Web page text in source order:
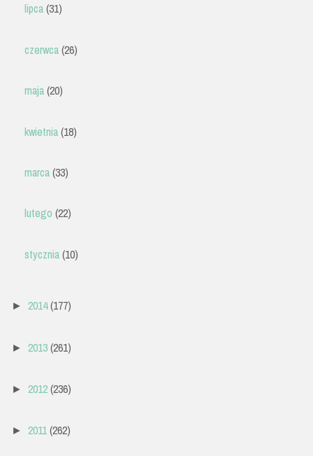
lipca(31)
czerwca(26)
maja(20)
kwietnia(18)
marca(33)
lutego (22)
stycznia(10)
► 2014(177)
► 2013(261)
► 2012(236)
► 2011(262)